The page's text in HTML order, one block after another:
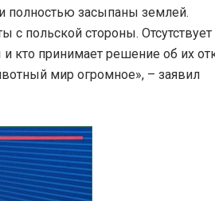
полностью засыпаны землей.
польской стороны. Отсутствует
кто принимает решение об их
мир огромное», – заявил